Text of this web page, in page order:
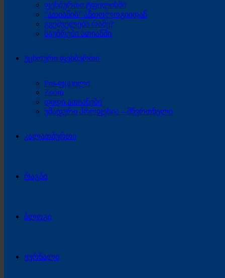
ფეხბურთი ტფილისში
“ათიანის” ანთოლოგიიდან
გვეშველება რამე?
საუბრები ათიანში
უცხოური ფეხბურთი
Pro-ფ(ა)ილი
Zoom
დიდი ათიანები
უმადური პროფესია – მწვრთნელი
კალათბურთი
რაგბი
ბლოგი
ჟურნალი